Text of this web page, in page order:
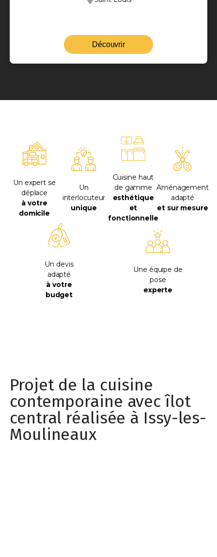
Découvrir
Un expert se
déplace
à votre
domicile
Un
interlocuteur
unique
Cuisine haut
de gamme
esthétique
et
fonctionnelle
Aménagement
adapté
et sur mesure
Un devis
adapté
à votre
budget
Une équipe de
pose
experte
Projet de la cuisine
contemporaine avec îlot
central réalisée à Issy-les-
Moulineaux